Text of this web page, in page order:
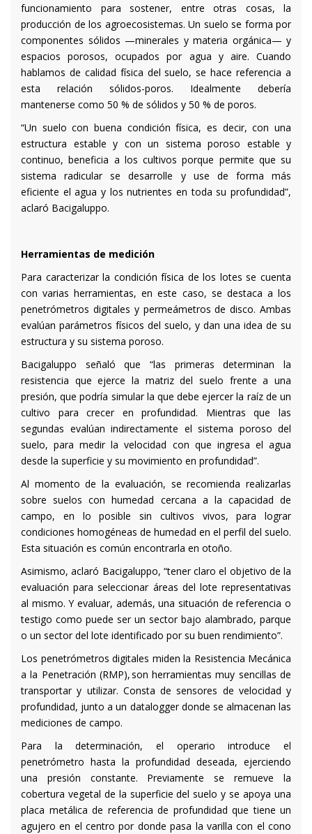
funcionamiento para sostener, entre otras cosas, la
producción de los agroecosistemas. Un suelo se forma por
componentes sólidos —minerales y materia orgánica— y
espacios porosos, ocupados por agua y aire. Cuando
hablamos de calidad física del suelo, se hace referencia a
esta relación sólidos-poros. Idealmente debería
mantenerse como 50 % de sólidos y 50 % de poros.
“Un suelo con buena condición física, es decir, con una
estructura estable y con un sistema poroso estable y
continuo, beneficia a los cultivos porque permite que su
sistema radicular se desarrolle y use de forma más
eficiente el agua y los nutrientes en toda su profundidad”,
aclaró Bacigaluppo.
Herramientas de medición
Para caracterizar la condición física de los lotes se cuenta
con varias herramientas, en este caso, se destaca a los
penetrómetros digitales y permeámetros de disco. Ambas
evalúan parámetros físicos del suelo, y dan una idea de su
estructura y su sistema poroso.
Bacigaluppo señaló que “las primeras determinan la
resistencia que ejerce la matriz del suelo frente a una
presión, que podría simular la que debe ejercer la raíz de un
cultivo para crecer en profundidad. Mientras que las
segundas evalúan indirectamente el sistema poroso del
suelo, para medir la velocidad con que ingresa el agua
desde la superficie y su movimiento en profundidad”.
Al momento de la evaluación, se recomienda realizarlas
sobre suelos con humedad cercana a la capacidad de
campo, en lo posible sin cultivos vivos, para lograr
condiciones homogéneas de humedad en el perfil del suelo.
Esta situación es común encontrarla en otoño.
Asimismo, aclaró Bacigaluppo, “tener claro el objetivo de la
evaluación para seleccionar áreas del lote representativas
al mismo. Y evaluar, además, una situación de referencia o
testigo como puede ser un sector bajo alambrado, parque
o un sector del lote identificado por su buen rendimiento”.
Los penetrómetros digitales miden la Resistencia Mecánica
a la Penetración (RMP), son herramientas muy sencillas de
transportar y utilizar. Consta de sensores de velocidad y
profundidad, junto a un datalogger donde se almacenan las
mediciones de campo.
Para la determinación, el operario introduce el
penetrómetro hasta la profundidad deseada, ejerciendo
una presión constante. Previamente se remueve la
cobertura vegetal de la superficie del suelo y se apoya una
placa metálica de referencia de profundidad que tiene un
agujero en el centro por donde pasa la varilla con el cono